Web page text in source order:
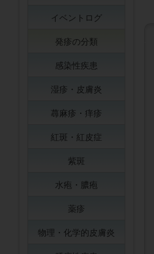
イベントログ
発疹の分類
感染性疾患
湿疹・皮膚炎
蕁麻疹・痒疹
紅斑・紅皮症
紫斑
水疱・膿疱
薬疹
物理・化学的皮膚炎